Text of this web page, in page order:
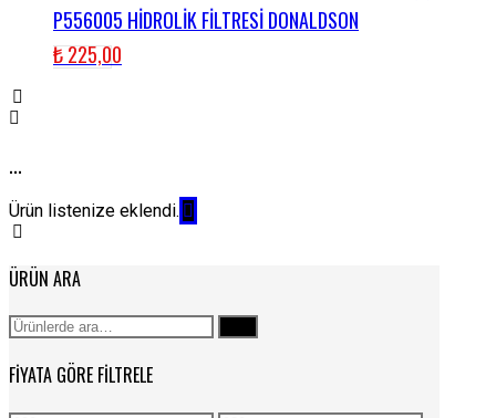
P556005 HİDROLİK FİLTRESİ DONALDSON
₺225,00
...
Ürün listenize eklendi.
ÜRÜN ARA
Ara:
FIYATA GÖRE FILTRELE